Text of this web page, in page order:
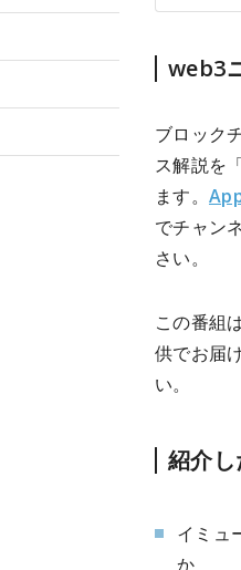
web3
ブロック
ス解説を
ます。
でチャン
さい。
この番組
供でお届
い。
紹介
イミュ
か